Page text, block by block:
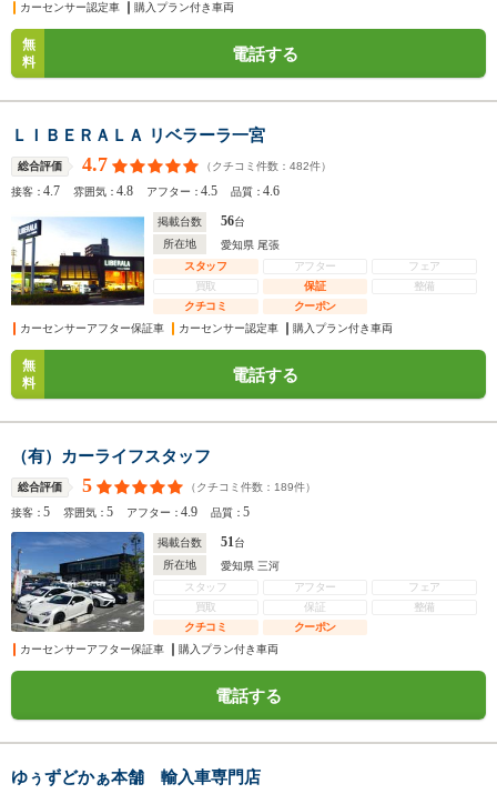
カーセンサー認定車
購入プラン付き車両
無
料
電話する
ＬＩＢＥＲＡＬＡ リベラーラ一宮
総合評価 4.7 （クチコミ件数： 482件）
接客：4.7 雰囲気：4.8 アフター：4.5 品質：4.6
掲載台数 56台
所在地
愛知県 尾張
スタッフ
アフター
フェア
買取
保証
整備
クチコミ
クーポン
カーセンサーアフター保証車
カーセンサー認定車 購入プラン付き車両
無
料
電話する
（有）カーライフスタッフ
総合評価 5 （クチコミ件数： 189件）
接客：5 雰囲気：5 アフター：4.9 品質：5
掲載台数 51台
所在地
愛知県 三河
スタッフ
アフター
フェア
買取
保証
整備
クチコミ
クーポン
カーセンサーアフター保証車
購入プラン付き車両
電話する
ゆぅずどかぁ本舗 輸入車専門店